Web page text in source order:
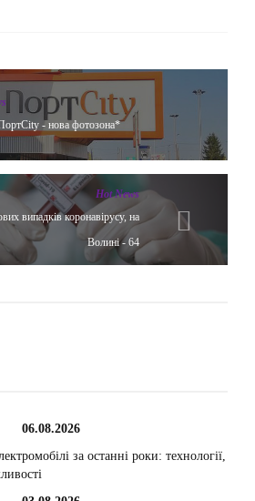
- нова фотозона*
Hot News
випадків коронавірусу, на
Волині - 64
06.08.2026
за останні роки: технології,